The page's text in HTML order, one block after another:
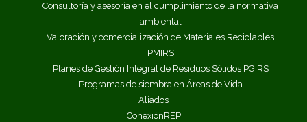
Consultoría y asesoría en el cumplimiento de la normativa
ambiental
Valoración y comercialización de Materiales Reciclables
PMIRS
Planes de Gestión Integral de Residuos Sólidos PGIRS
Programas de siembra en Áreas de Vida
Aliados
ConexiónREP